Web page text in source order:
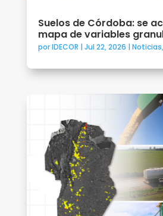
Suelos de Córdoba: se
mapa de variables
porIDECOR | Jul 22, 2026 | Noticias,